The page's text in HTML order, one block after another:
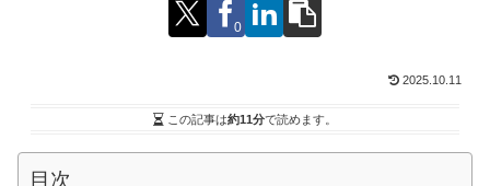
0
2025.10.11
この記事は約11分で読めます。
目次